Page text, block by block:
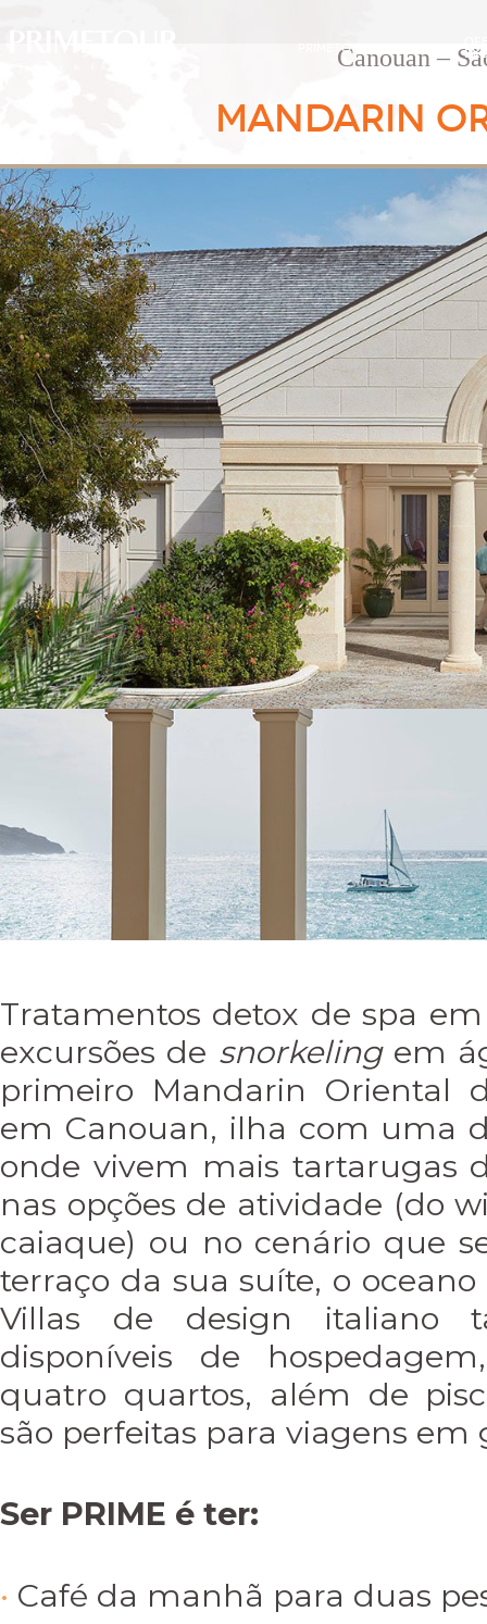
PRIMETOURCanouan –
MANDARIN
Tratamentos detox de spa
excursões de snorkelingem
primeiro Mandarin Oriental
em Canouan, ilha com uma
onde vivem mais tartarugas
nas opções de atividade (do
caiaque) ou no cenário que
terraço da sua suíte, o
Villas de design italiano
disponíveis de
quatro quartos, além de
são perfeitas para viagens em
Ser PRIME é ter:
Café da manhã para duas